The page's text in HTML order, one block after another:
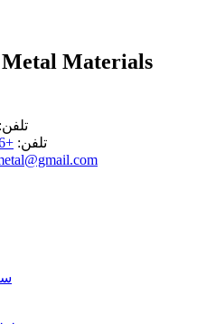
Materials
تلفن:
تلفن: +86 13371469925